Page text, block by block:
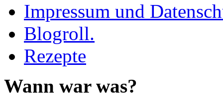
Impressum und
Blogroll.
Rezepte
Wann war was?